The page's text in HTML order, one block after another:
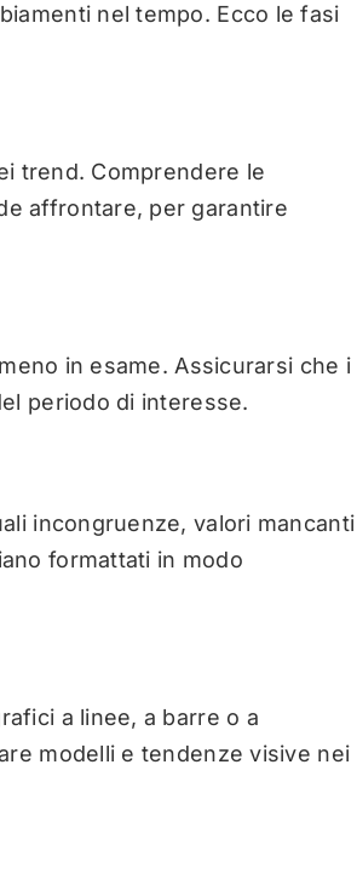
nel tempo. Ecco le fasi
trend. Comprendere le
affrontare, per garantire
in esame. Assicurarsi che i
periodo di interesse.
incongruenze, valori mancanti
formattati in modo
a linee, a barre o a
modelli e tendenze visive nei